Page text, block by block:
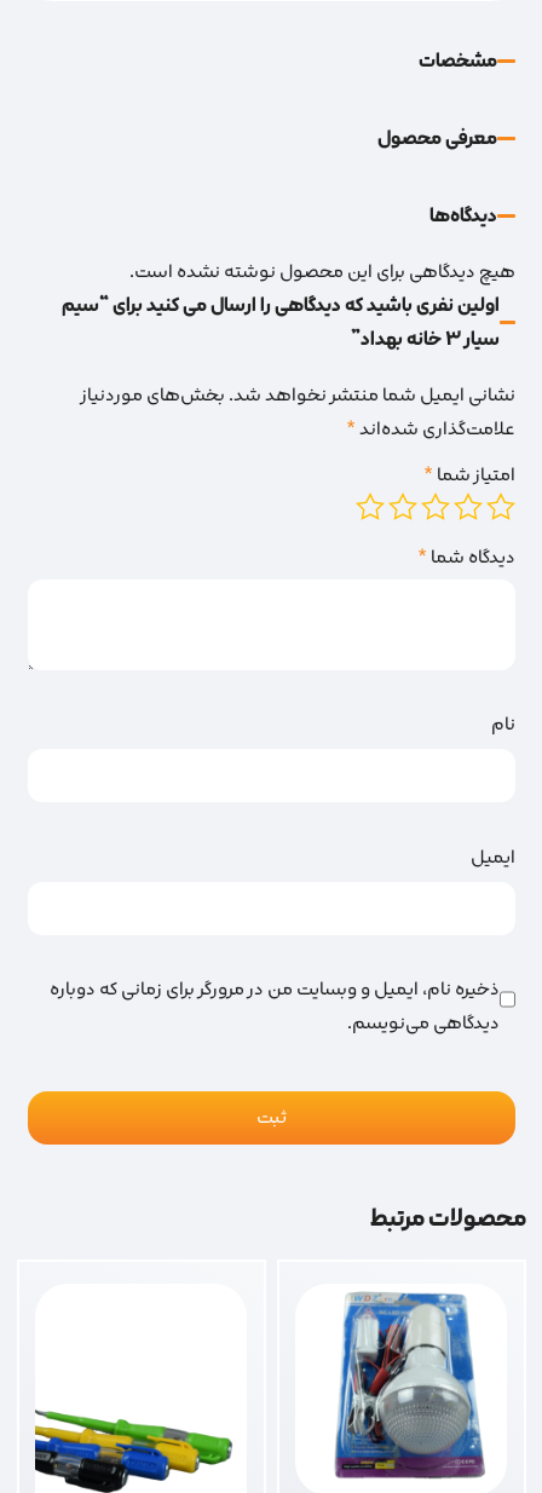
مشخصات
معرفی محصول
دیدگاه‌‌ها
هیچ دیدگاهی برای این محصول نوشته نشده است.
اولین نفری باشید که دیدگاهی را ارسال می کنید برای “سیم
سیار 3 خانه بهداد”
نشانی ایمیل شما منتشر نخواهد شد.بخش‌های موردنیاز
علامت‌گذاری شده‌اند*
امتیاز شما*
دیدگاه شما*
نام
ایمیل
ذخیره نام، ایمیل و وبسایت من در مرورگر برای زمانی که دوباره
دیدگاهی می‌نویسم.
محصولات مرتبط